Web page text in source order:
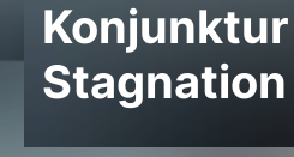
Stagnation